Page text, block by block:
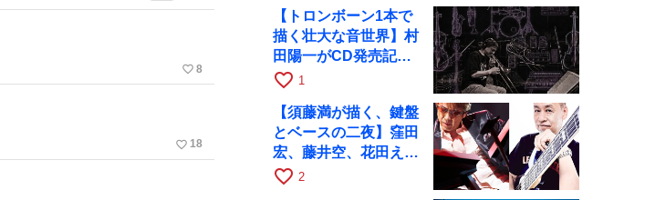
favorite_border 8
favorite_border 18
【トロンボーン1本で
描く壮大な音世界】村
田陽一がCD発売記念
ツアーで9月4日に京
favorite_border 1
【須藤満が描く、鍵盤
とベースの二夜】窪田
宏、藤井空、花田えみ
と京都RAGで共演
favorite_border 2